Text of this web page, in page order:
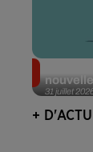
31 juillet
+